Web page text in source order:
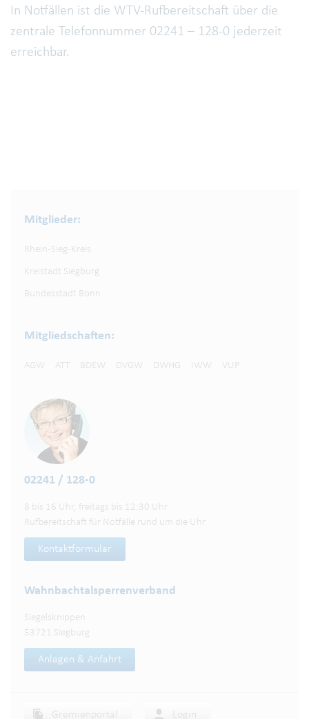
In Notfällen ist die WTV-Rufbereitschaft über die
zentrale Telefonnummer 02241 – 128-0 jederzeit
erreichbar.
Mitglieder:
Rhein-Sieg-Kreis
Kreistadt Siegburg
Bundesstadt Bonn
Mitgliedschaften:
AGW ATT BDEW DVGW DWHG IWW VUP
02241 / 128-0
8 bis 16 Uhr, freitags bis 12:30 Uhr
Rufbereitschaft für Notfälle rund um die Uhr
Kontaktformular
Wahnbachtalsperren­verband
Siegelsknippen
53721 Siegburg
Anlagen & Anfahrt
Gremienportal Login